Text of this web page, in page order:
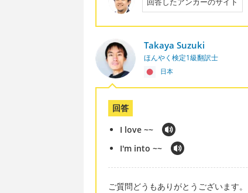
Takaya Suzuki
ほんやく検定1級翻訳士
日本
回答
I love ~~
I'm into ~~
ご質問どうもありがとうございます。